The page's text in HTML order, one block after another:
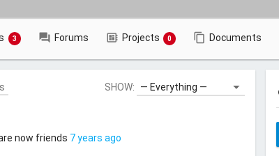
3 Forums Projects 0 Documents
SHOW:
now friends 7 years ago